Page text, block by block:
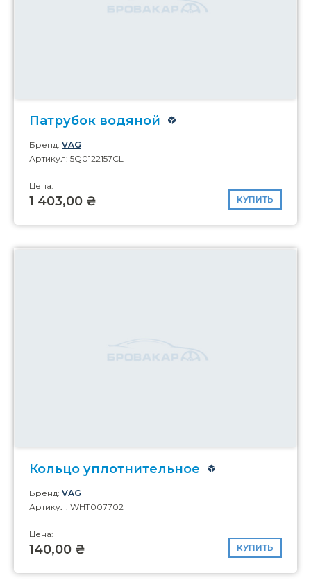
Патрубок водяной
Бренд: VAG
Артикул: 5Q0122157CL
Цена:
1 403,00 ₴ КУПИТЬ
Кольцо уплотнительное
Бренд: VAG
Артикул: WHT007702
Цена:
140,00 ₴ КУПИТЬ